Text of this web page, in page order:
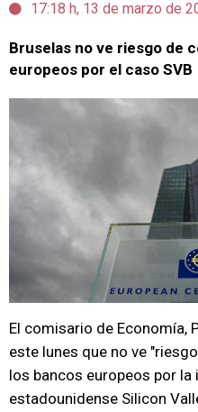
17:18 h, 13 de marzo de
Bruselas no ve riesgo de
europeos por el caso SVB
El comisario de Economía,
este lunes que no ve
los bancos europeos por la
estadounidense Silicon